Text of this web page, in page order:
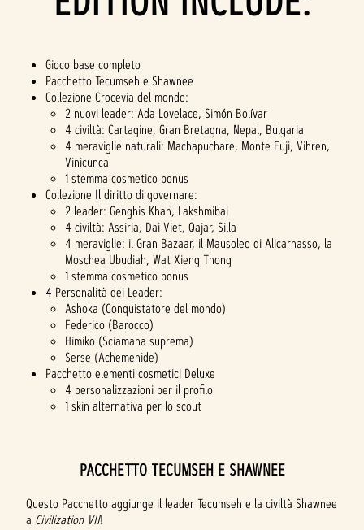
Gioco base completo
Pacchetto Tecumseh e Shawnee
Collezione Crocevia del mondo:
2 nuovi leader: Ada Lovelace, Simón Bolívar
4 civiltà: Cartagine, Gran Bretagna, Nepal, Bulgaria
4 meraviglie naturali: Machapuchare, Monte Fuji, Vihren,
Vinicunca
1 stemma cosmetico bonus
Collezione Il diritto di governare:
2 leader: Genghis Khan, Lakshmibai
4 civiltà: Assiria, Dai Viet, Qajar, Silla
4 meraviglie: il Gran Bazaar, il Mausoleo di Alicarnasso, la
Moschea Ubudiah, Wat Xieng Thong
1 stemma cosmetico bonus
4 Personalità dei Leader:
Ashoka (Conquistatore del mondo)
Federico (Barocco)
Himiko (Sciamana suprema)
Serse (Achemenide)
Pacchetto elementi cosmetici Deluxe
4 personalizzazioni per il profilo
1 skin alternativa per lo scout
PACCHETTO TECUMSEH E SHAWNEE
Questo Pacchetto aggiunge il leader Tecumseh e la civiltà Shawnee
a Civilization VII!